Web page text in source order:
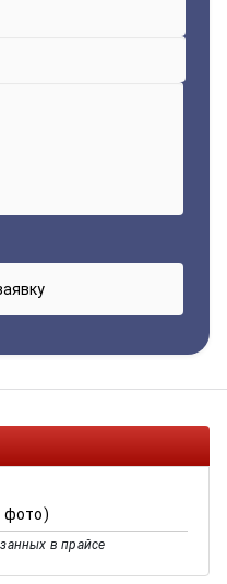
фото)
в прайсе